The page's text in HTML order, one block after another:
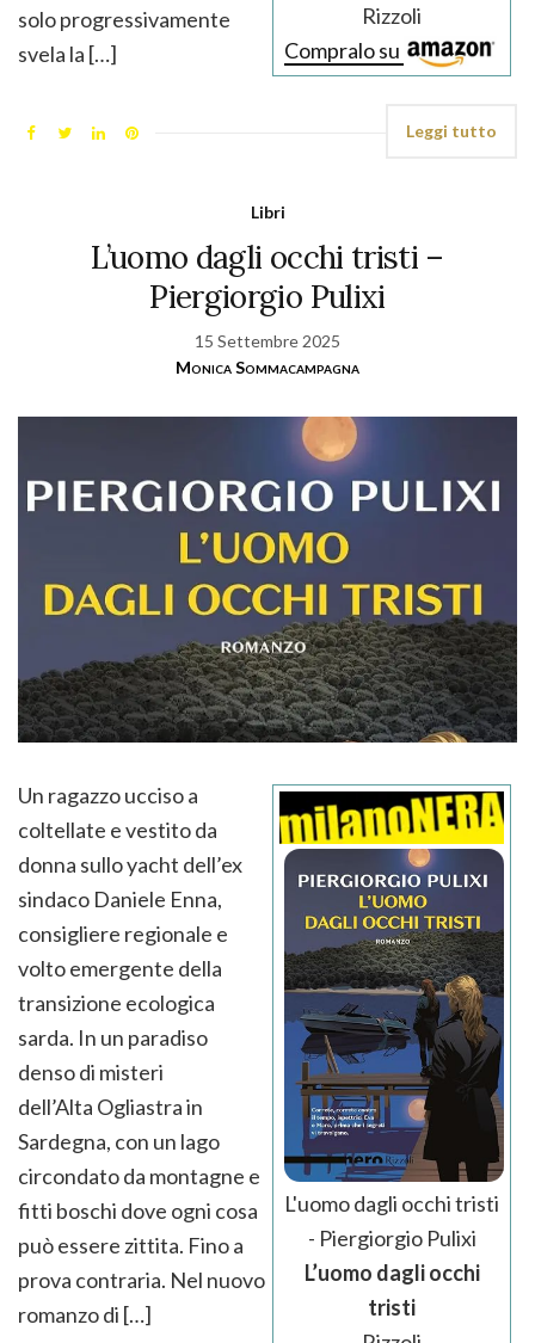
Rizzoli
Compralo su
solo progressivamente
svela la […]
Leggi tutto
Libri
L’uomo dagli occhi tristi –
Piergiorgio Pulixi
15 Settembre 2025
Monica Sommacampagna
L'uomo dagli occhi tristi
- Piergiorgio Pulixi
L’uomo dagli occhi
tristi
Un ragazzo ucciso a
coltellate e vestito da
donna sullo yacht dell’ex
sindaco Daniele Enna,
consigliere regionale e
volto emergente della
transizione ecologica
sarda. In un paradiso
denso di misteri
dell’Alta Ogliastra in
Sardegna, con un lago
circondato da montagne e
fitti boschi dove ogni cosa
può essere zittita. Fino a
prova contraria. Nel nuovo
romanzo di […]